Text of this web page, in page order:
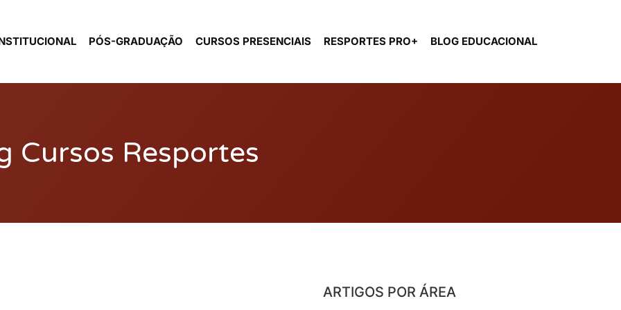
PÓS-GRADUAÇÃO CURSOS PRESENCIAIS RESPORTES PRO+ BLOG EDUCACIONAL
Cursos Resportes
ARTIGOS POR ÁREA